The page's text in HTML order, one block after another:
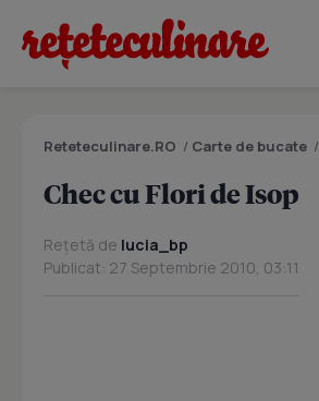
Reteteculinare.RO / Carte de bucate /
Chec cu Flori de Isop
Rețetă de lucia_bp
Publicat: 27 Septembrie 2010, 03:11